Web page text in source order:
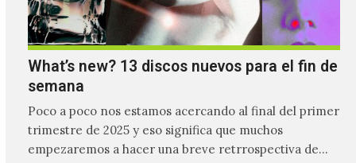
What’s new? 13 discos nuevos para el fin de
semana
Poco a poco nos estamos acercando al final del primer
trimestre de 2025 y eso significa que muchos
empezaremos a hacer una breve retrrospectiva de…